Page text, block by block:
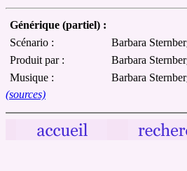
Générique (partiel) :
Scénario :
Barbara
Produit par :
Barbara
Musique :
Barbara
(sources)